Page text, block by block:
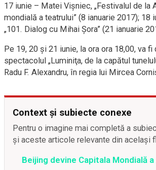
17 iunie – Matei Vişniec, „Festivalul de la
mondială a teatrului” (8 ianuarie 2017); 18
„101. Dialog cu Mihai Şora” (21 ianuarie
Pe 19, 20 şi 21 iunie, la ora ora 18,00, va
spectacolul „Luminiţa, de la capătul
Radu F. Alexandru, în regia lui Mircea
Context și subiecte conexe
Pentru o imagine mai completă a
și aceste articole relevante din același
Beijing devine Capitala Mondială